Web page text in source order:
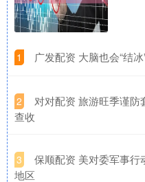
1 广发配资 大脑也会“结
2
对对配资 旅游旺季谨防
查收
3
保顺配资 美对委军事行
地区